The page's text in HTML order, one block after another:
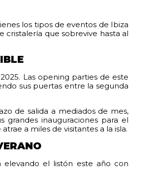
los tipos de eventos de Ibiza
que sobrevive hasta al
Las opening parties de este
sus puertas entre la segunda
de salida a mediados de mes,
inauguraciones para el
a miles de visitantes a la isla.
elevando el listón este año con